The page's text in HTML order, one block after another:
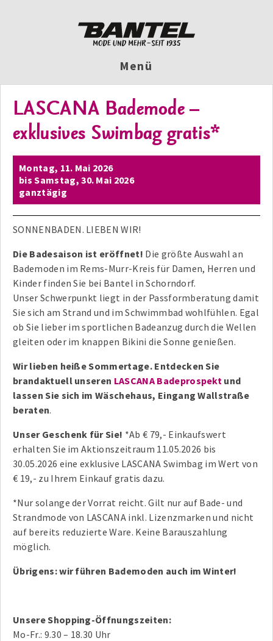
Menü
LASCANA Bademode –
exklusives Swimbag gratis*
Montag, 11. Mai 2026
bis Samstag,30. Mai 2026
ganztägig
SONNENBADEN. LIEBEN WIR!
Die Badesaison ist eröffnet! Die größte Auswahl an
Bademoden im Rems-Murr-Kreis für Damen, Herren und
Kinder finden Sie bei Bantel in Schorndorf.
Unser Schwerpunkt liegt in der Passformberatung damit
Sie sich am Strand und im Schwimmbad wohlfühlen. Egal
ob Sie lieber im sportlichen Badeanzug durch die Wellen
gleiten oder im knappen Bikini die Sonne genießen.
Wir lieben heiße Sommertage. Entdecken Sie
brandaktuell unseren LASCANA Badeprospekt und
lassen Sie sich im Wäschehaus, Eingang Wallstraße
beraten.
Unser Geschenk für Sie! *Ab € 79,- Einkaufswert
erhalten Sie im Aktionszeitraum 11.05.2026 bis
30.05.2026 eine exklusive LASCANA Swimbag im Wert von
€ 19,- zu Ihrem Einkauf gratis dazu.
*Nur solange der Vorrat reicht. Gilt nur auf Bade- und
Strandmode von LASCANA inkl. Lizenzmarken und nicht
auf bereits reduzierte Ware. Keine Barauszahlung
möglich.
Übrigens: wir führen Bademoden auch im Winter!
Unsere Shopping-Öffnungszeiten:
Mo-Fr.: 9.30 – 18.30 Uhr